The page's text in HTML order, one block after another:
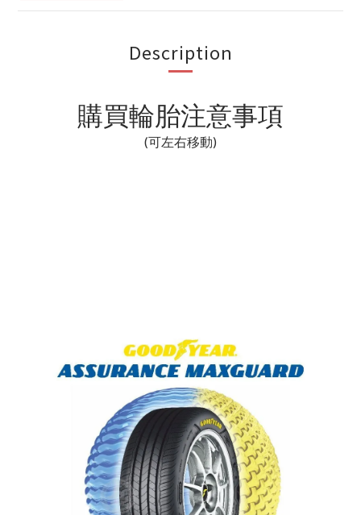
Description
購買輪胎注意事項
(可左右移動)